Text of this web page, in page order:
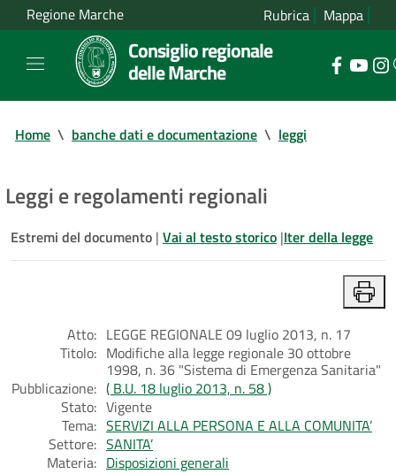
Regione Marche Rubrica Mappa
Consiglio regionale
delle Marche
Home \ banche dati e documentazione \ leggi
Leggi e regolamenti regionali
Estremi del documento | Vai al testo storico |Iter della legge
Atto: LEGGE REGIONALE 09 luglio 2013, n. 17
Titolo: Modifiche alla legge regionale 30 ottobre
1998, n. 36 "Sistema di Emergenza Sanitaria"
Pubblicazione: ( B.U. 18 luglio 2013, n. 58 )
Stato: Vigente
Tema: SERVIZI ALLA PERSONA E ALLA COMUNITA’
Settore: SANITA’
Materia: Disposizioni generali